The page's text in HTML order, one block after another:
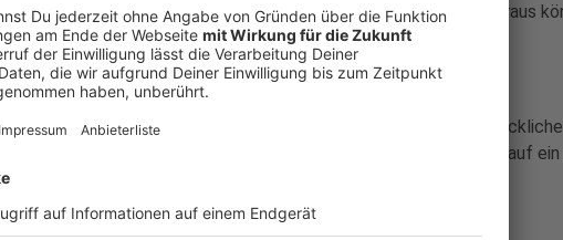
Ablehnung werden dem Auftraggeber auf Anfrage mitgeteilt. Hieraus
geltend gemacht werden.
3
Die Ausstrahlung von Verbund-/Klickerwerbung bedarf der
Senders/ der Sender. Der Werbekundenauftrag muss sich jeweils auf
Dienstleistung des beauftragenden Unternehmens beschränken.
4